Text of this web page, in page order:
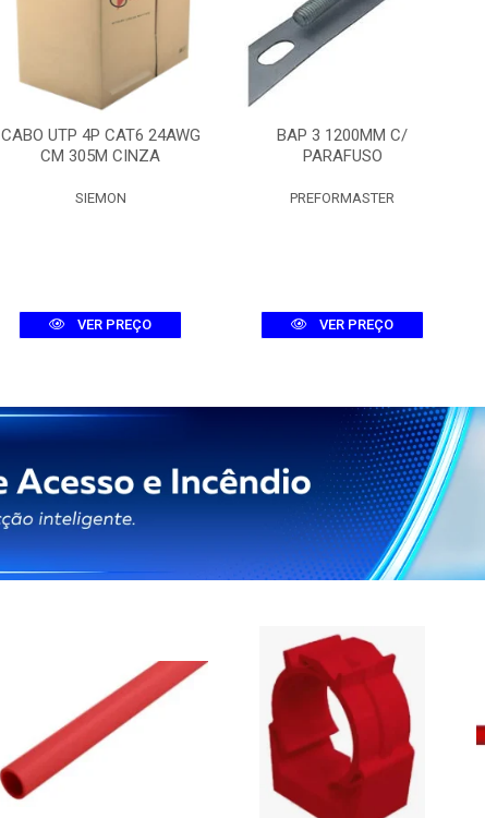
CABO UTP 4P CAT6 24AWG
CM 305M CINZA
SIEMON
VER PREÇO
BAP 3 1200MM C/
PARAFUSO
PREFORMASTER
VER PREÇO